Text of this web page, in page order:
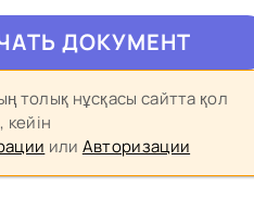
ДОКУМЕНТ
толық нұсқасы сайтта қол
кейін
или Авторизации